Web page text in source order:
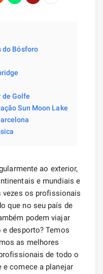
do Bósforo
de Golfe
Sun Moon Lake
ao exterior,
e mundiais e
os profissionais
que no seu país de
podem viajar
desporto? Temos
as melhores
de todo o
e comece a planejar